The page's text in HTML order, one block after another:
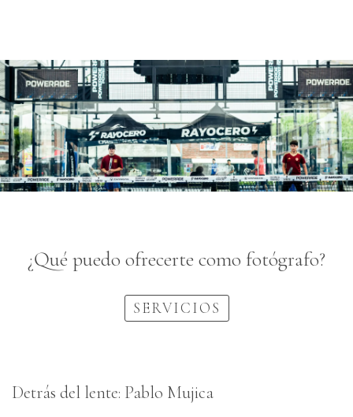
¿Qué puedo ofrecerte como fotógrafo?
SERVICIOS
Detrás del lente: Pablo Mujica